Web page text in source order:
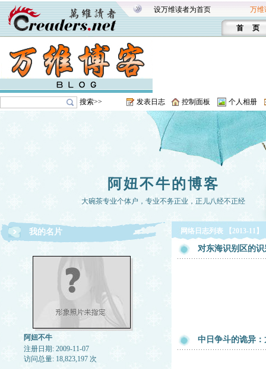
设万维读者为首页 万维
首 页
搜索>> 发表日志 控制面板 个人相册
阿妞不牛的博客
大碗茶专业个体户，专业不务正业，正儿八经不正经
我的名片
阿妞不牛
注册日期: 2009-11-07
访问总量: 18,823,197 次
网络日志列表 【2013-11】
对东海识别区的识
中日争斗的诡异